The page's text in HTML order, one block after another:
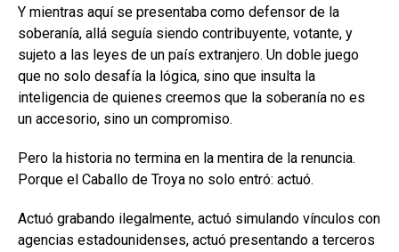
Y mientras aquí se presentaba como defensor de la
soberanía, allá seguía siendo contribuyente, votante, y
sujeto a las leyes de un país extranjero. Un doble juego
que no solo desafía la lógica, sino que insulta la
inteligencia de quienes creemos que la soberanía no es
un accesorio, sino un compromiso.
Pero la historia no termina en la mentira de la renuncia.
Porque el Caballo de Troya no solo entró: actuó.
Actuó grabando ilegalmente, actuó simulando vínculos con
agencias estadounidenses, actuó presentando a terceros